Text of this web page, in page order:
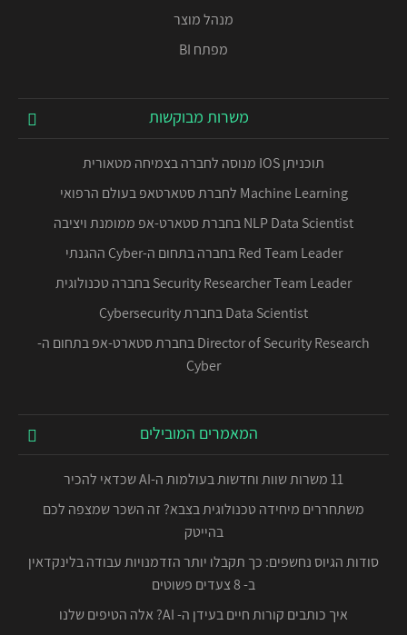
מנהל מוצר
מפתח BI
משרות מבוקשות
תוכניתן IOS מנוסה לחברה בצמיחה מטאורית
Machine Learning לחברת סטארטאפ בעולם הרפואי
NLP Data Scientist בחברת סטארט-אפ ממומנת ויציבה
Red Team Leader בחברה בתחום ה-Cyber ההגנתי
Security Researcher Team Leader בחברה טכנולוגית
Data Scientist בחברת Cybersecurity
Director of Security Research בחברת סטארט-אפ בתחום ה-
Cyber
המאמרים המובילים
11 משרות שוות וחדשות בעולמות ה-AI שכדאי להכיר
משתחררים מיחידה טכנולוגית בצבא? זה השכר שמצפה לכם
בהייטק
סודות הגיוס נחשפים: כך תקבלו יותר הזדמנויות עבודה בלינקדאין
ב- 8 צעדים פשוטים
איך כותבים קורות חיים בעידן ה- AI? אלה הטיפים שלנו